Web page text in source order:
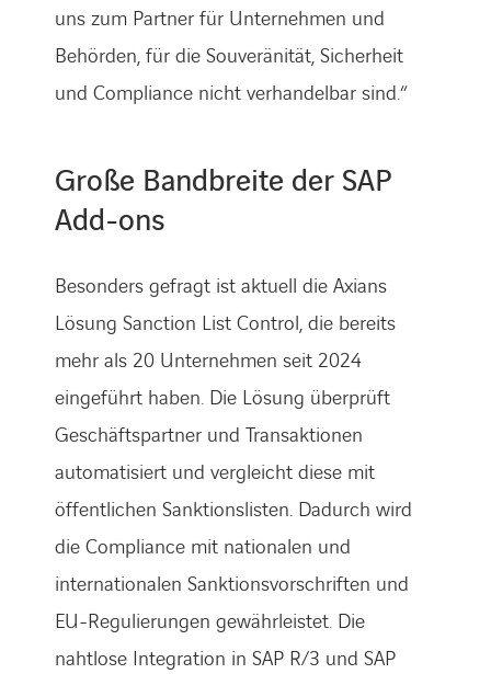
uns zum Partner für Unternehmen und
Behörden, für die Souveränität, Sicherheit
und Compliance nicht verhandelbar sind.“
Große Bandbreite der SAP
Add-ons
Besonders gefragt ist aktuell die Axians
Lösung Sanction List Control, die bereits
mehr als 20 Unternehmen seit 2024
eingeführt haben. Die Lösung überprüft
Geschäftspartner und Transaktionen
automatisiert und vergleicht diese mit
öffentlichen Sanktionslisten. Dadurch wird
die Compliance mit nationalen und
internationalen Sanktionsvorschriften und
EU-Regulierungen gewährleistet. Die
nahtlose Integration in SAP R/3 und SAP